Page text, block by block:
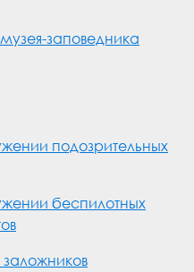
заповедника
подозрительных
беспилотных
заложников